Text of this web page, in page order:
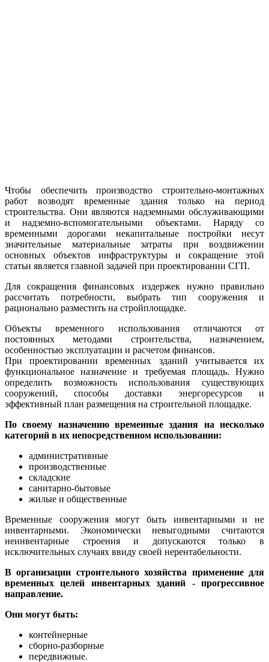
Чтобы обеспечить производство строительно-монтажных
работ возводят временные здания только на период
строительства. Они являются надземными обслуживающими
и надземно-вспомогательными объектами. Наряду со
временными дорогами некапитальные постройки несут
значительные материальные затраты при воздвижении
основных объектов инфраструктуры и сокращение этой
статьи является главной задачей при проектировании СГП.
Для сокращения финансовых издержек нужно правильно
рассчитать потребности, выбрать тип сооружения и
рационально разместить на стройплощадке.
Объекты временного использования отличаются от
постоянных методами строительства, назначением,
особенностью эксплуатации и расчетом финансов.
При проектировании временных зданий учитывается их
функциональное назначение и требуемая площадь. Нужно
определить возможность использования существующих
сооружений, способы доставки энергоресурсов и
эффективный план размещения на строительной площадке.
По своему назначению временные здания на несколько
категорий в их непосредственном использовании:
административные
производственные
складские
санитарно-бытовые
жилые и общественные
Временные сооружения могут быть инвентарными и не
инвентарными. Экономически невыгодными считаются
неинвентарные строения и допускаются только в
исключительных случаях ввиду своей нерентабельности.
В организации строительного хозяйства применение для
временных целей инвентарных зданий - прогрессивное
направление.
Они могут быть:
контейнерные
сборно-разборные
передвижные.